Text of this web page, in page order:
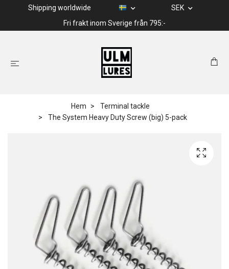
Shipping worldwide
SEK
Fri frakt inom Sverige från 795:-
Hem
Terminal tackle
The System Heavy Duty Screw (big) 5-pack